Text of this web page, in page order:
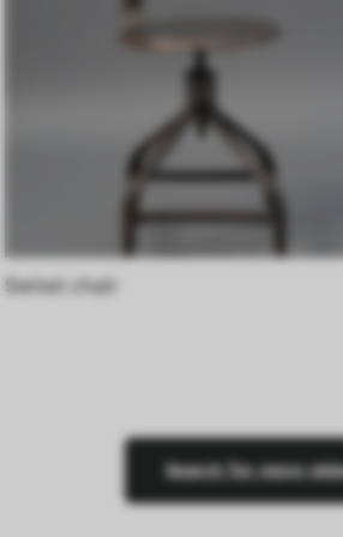
Verhalten anonym gesammelt
ausgewertet werden.
Swivel chair
Search for more